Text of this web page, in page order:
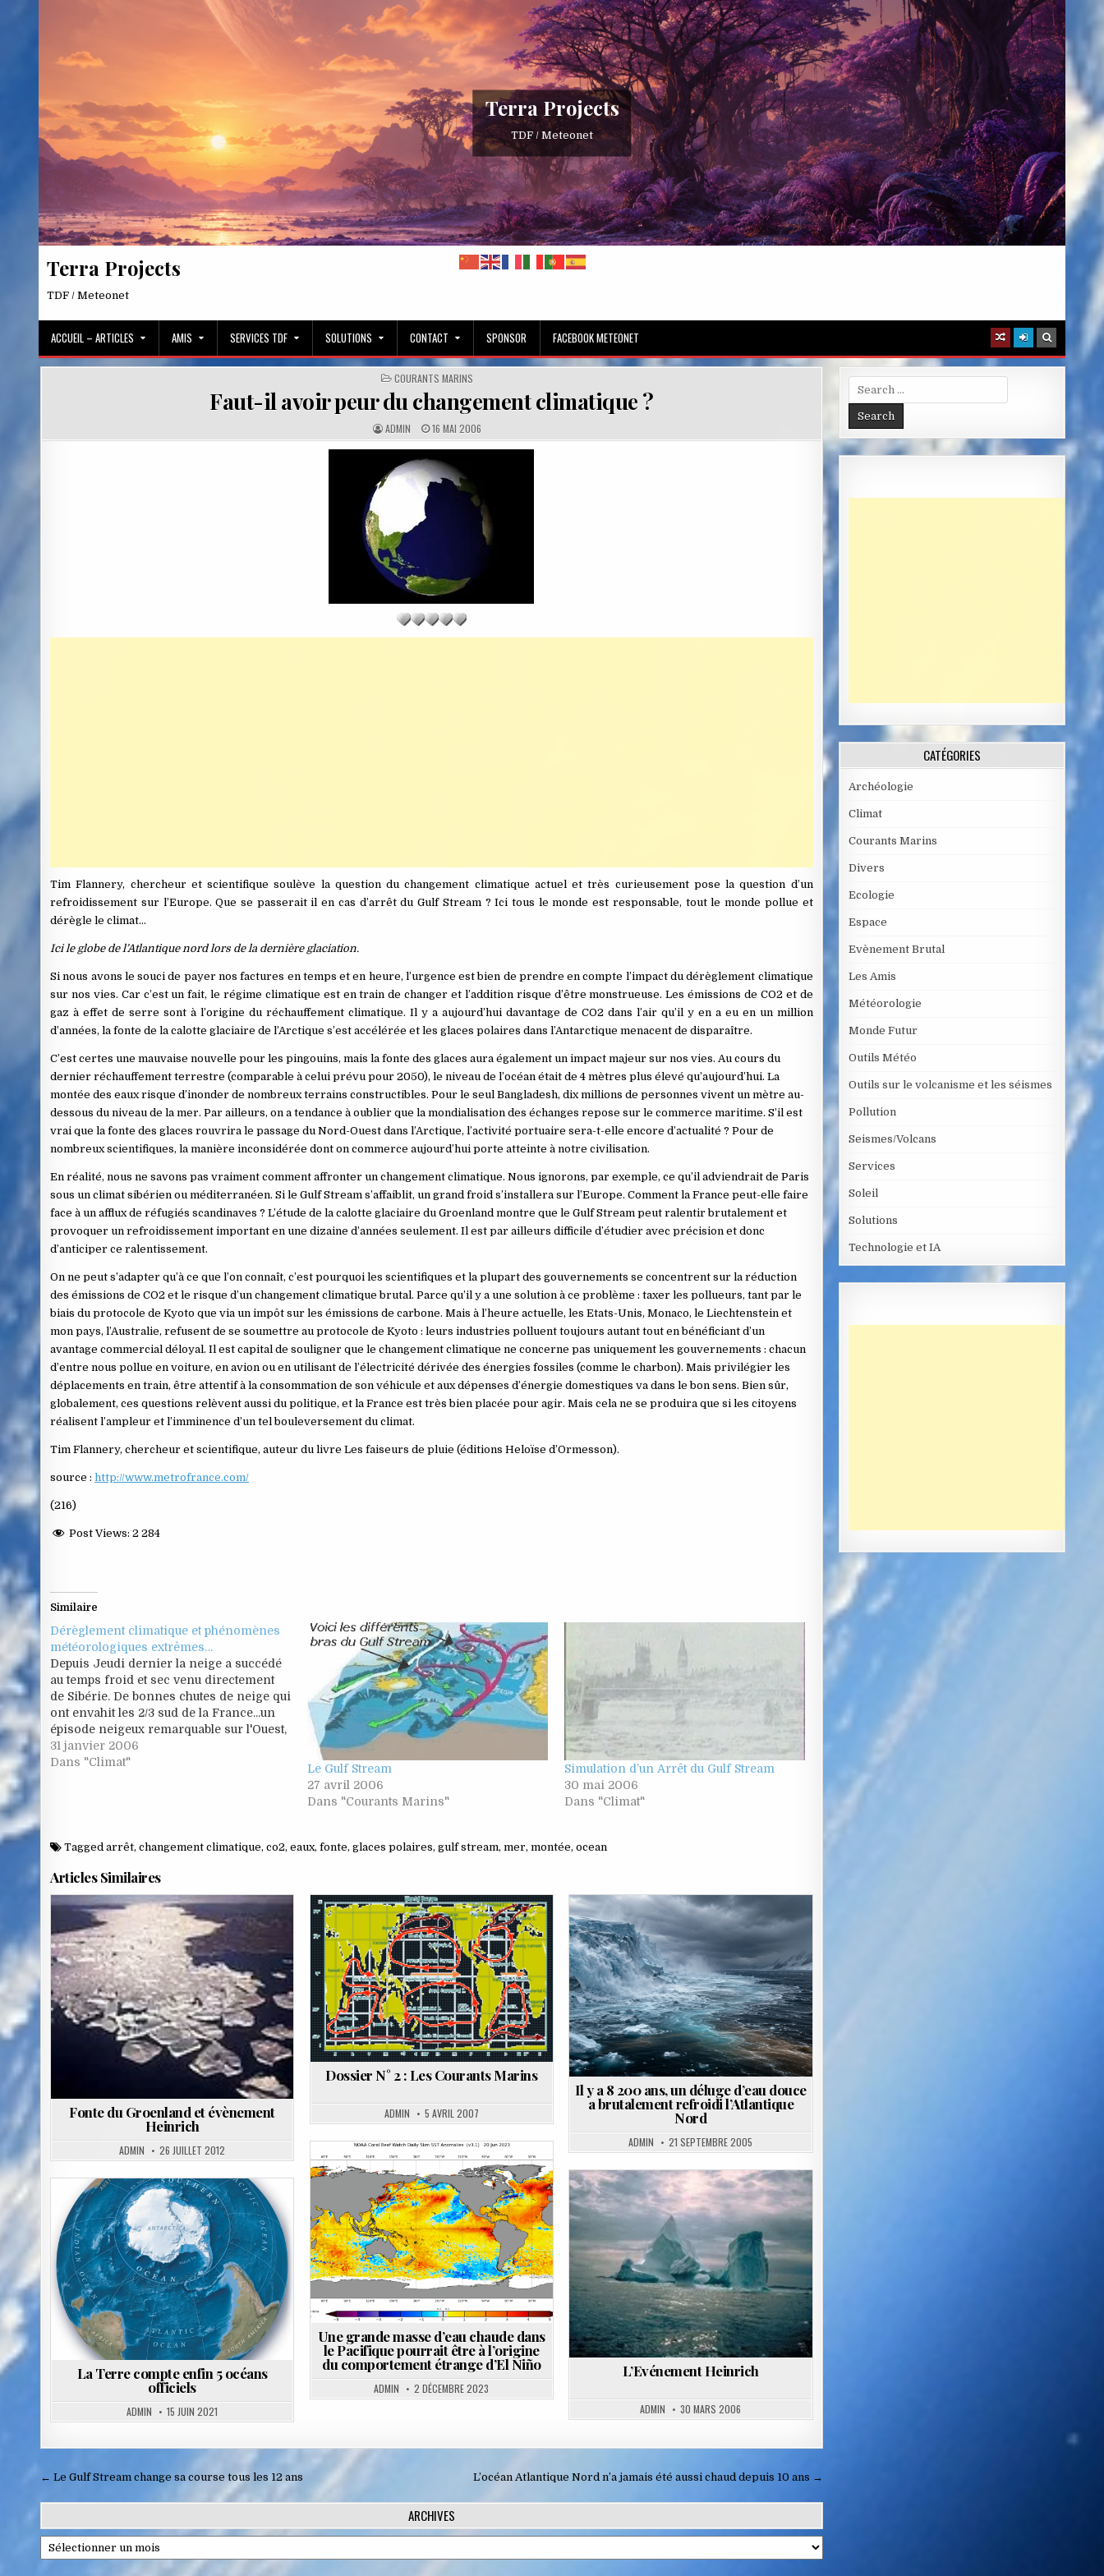
Terra Projects
TDF / Meteonet
Terra Projects
TDF / Meteonet
ACCUEIL – ARTICLES AMIS SERVICES TDF SOLUTIONS CONTACT SPONSOR FACEBOOK METEONET
POSTED
IN
COURANTS MARINS
Faut-il avoir peur du changement climatique ?
A
U
T
R
:
ADMIN P
U
B
L
I
S
H
16 MAI 2006
Tim Flannery, chercheur et scientifique soulève la question du changement climatique actuel et très curieusement pose la question d’un
refroidissement sur l’Europe. Que se passerait il en cas d’arrêt du Gulf Stream ? Ici tous le monde est responsable, tout le monde pollue et
dérègle le climat…
Ici le globe de l’Atlantique nord lors de la dernière glaciation.
Si nous avons le souci de payer nos factures en temps et en heure, l’urgence est bien de prendre en compte l’impact du dérèglement climatique
sur nos vies. Car c’est un fait, le régime climatique est en train de changer et l’addition risque d’être monstrueuse. Les émissions de CO2 et de
gaz à effet de serre sont à l’origine du réchauffement climatique. Il y a aujourd’hui davantage de CO2 dans l’air qu’il y en a eu en un million
d’années, la fonte de la calotte glaciaire de l’Arctique s’est accélérée et les glaces polaires dans l’Antarctique menacent de disparaître.
C’est certes une mauvaise nouvelle pour les pingouins, mais la fonte des glaces aura également un impact majeur sur nos vies. Au cours du
dernier réchauffement terrestre (comparable à celui prévu pour 2050), le niveau de l’océan était de 4 mètres plus élevé qu’aujourd’hui. La
montée des eaux risque d’inonder de nombreux terrains constructibles. Pour le seul Bangladesh, dix millions de personnes vivent un mètre au-
dessous du niveau de la mer. Par ailleurs, on a tendance à oublier que la mondialisation des échanges repose sur le commerce maritime. S’il est
vrai que la fonte des glaces rouvrira le passage du Nord-Ouest dans l’Arctique, l’activité portuaire sera-t-elle encore d’actualité ? Pour de
nombreux scientifiques, la manière inconsidérée dont on commerce aujourd’hui porte atteinte à notre civilisation.
En réalité, nous ne savons pas vraiment comment affronter un changement climatique. Nous ignorons, par exemple, ce qu’il adviendrait de Paris
sous un climat sibérien ou méditerranéen. Si le Gulf Stream s’affaiblit, un grand froid s’installera sur l’Europe. Comment la France peut-elle faire
face à un afflux de réfugiés scandinaves ? L’étude de la calotte glaciaire du Groenland montre que le Gulf Stream peut ralentir brutalement et
provoquer un refroidissement important en une dizaine d’années seulement. Il est par ailleurs difficile d’étudier avec précision et donc
d’anticiper ce ralentissement.
On ne peut s’adapter qu’à ce que l’on connaît, c’est pourquoi les scientifiques et la plupart des gouvernements se concentrent sur la réduction
des émissions de CO2 et le risque d’un changement climatique brutal. Parce qu’il y a une solution à ce problème : taxer les pollueurs, tant par le
biais du protocole de Kyoto que via un impôt sur les émissions de carbone. Mais à l’heure actuelle, les Etats-Unis, Monaco, le Liechtenstein et
mon pays, l’Australie, refusent de se soumettre au protocole de Kyoto : leurs industries polluent toujours autant tout en bénéficiant d’un
avantage commercial déloyal. Il est capital de souligner que le changement climatique ne concerne pas uniquement les gouvernements : chacun
d’entre nous pollue en voiture, en avion ou en utilisant de l’électricité dérivée des énergies fossiles (comme le charbon). Mais privilégier les
déplacements en train, être attentif à la consommation de son véhicule et aux dépenses d’énergie domestiques va dans le bon sens. Bien sûr,
globalement, ces questions relèvent aussi du politique, et la France est très bien placée pour agir. Mais cela ne se produira que si les citoyens
réalisent l’ampleur et l’imminence d’un tel bouleversement du climat.
Tim Flannery, chercheur et scientifique, auteur du livre Les faiseurs de pluie (éditions Heloïse d’Ormesson).
source :http://www.metrofrance.com/
(216)
Post Views: 2 284
Similaire
Dérèglement climatique et phénomènes
météorologiques extrêmes…
Depuis Jeudi dernier la neige a succédé
au temps froid et sec venu directement
de Sibérie. De bonnes chutes de neige qui
ont envahit les 2/3 sud de la France...un
épisode neigeux remarquable sur l'Ouest,
un phénomène plutôt exceptionnel
puisqu'il ne se produit généralement
31 janvier 2006
Dans "Climat"
Le Gulf Stream
27 avril 2006
Dans "Courants Marins"
Simulation d’un Arrêt du Gulf Stream
30 mai 2006
Dans "Climat"
Taggedarrêt,changement climatique,co2,eaux,fonte,glaces polaires,gulf stream,mer,montée,ocean
Articles Similaires
Posted
in
Fonte du Groenland et évènement
Heinrich
ADMIN 26 JUILLET 2012
in
Dossier N° 2 : Les Courants Marins
ADMIN 5 AVRIL 2007
Posted
in
Il y a 8 200 ans, un déluge d’eau douce
a brutalement refroidi l’Atlantique
Nord
ADMIN 21 SEPTEMBRE 2005
Une grande masse d’eau chaude dans
le Pacifique pourrait être à l’origine
du comportement étrange d’El Niño
ADMIN 2 DÉCEMBRE 2023
Posted
L’Evénement Heinrich
ADMIN 30 MARS 2006
Posted
in
La Terre compte enfin 5 océans
officiels
ADMIN 15 JUIN 2021
Navigation
de
l’article
← Le Gulf Stream change sa course tous les 12 ans L’océan Atlantique Nord n’a jamais été aussi chaud depuis 10 ans →
ARCHIVES
Archives
Search
for:
CATÉGORIES
Archéologie
Climat
Courants Marins
Divers
Ecologie
Espace
Evènement Brutal
Les Amis
Météorologie
Monde Futur
Outils Météo
Outils sur le volcanisme et les séismes
Pollution
Seismes/Volcans
Services
Soleil
Solutions
Technologie et IA